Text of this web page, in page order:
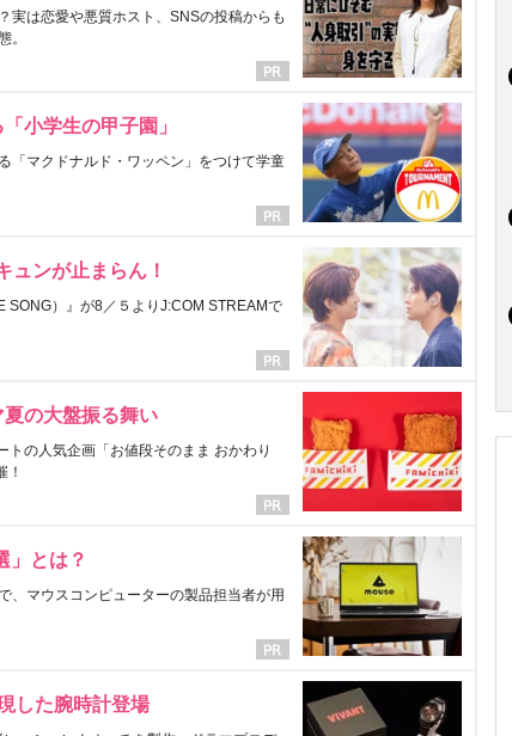
実は恋愛や悪質ホスト、SNSの投稿からも
。
小学生の甲子園」
「マクドナルド・ワッペン」をつけて学童
ュンが止まらん！
SONG）』が8／５よりJ:COM STREAMで
の大盤振る舞い
の人気企画「お値段そのまま おかわり
！
」とは？
、マウスコンピューターの製品担当者が用
した腕時計登場